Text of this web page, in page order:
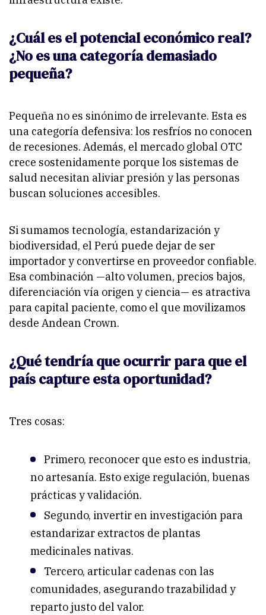
¿Cuál es el potencial económico real?
¿No es una categoría demasiado
pequeña?
Pequeña no es sinónimo de irrelevante. Esta es
una categoría defensiva: los resfríos no conocen
de recesiones. Además, el mercado global OTC
crece sostenidamente porque los sistemas de
salud necesitan aliviar presión y las personas
buscan soluciones accesibles.
Si sumamos tecnología, estandarización y
biodiversidad, el Perú puede dejar de ser
importador y convertirse en proveedor confiable.
Esa combinación —alto volumen, precios bajos,
diferenciación vía origen y ciencia— es atractiva
para capital paciente, como el que movilizamos
desde Andean Crown.
¿Qué tendría que ocurrir para que el
país capture esta oportunidad?
Tres cosas:
Primero, reconocer que esto es industria,
no artesanía. Esto exige regulación, buenas
prácticas y validación.
Segundo, invertir en investigación para
estandarizar extractos de plantas
medicinales nativas.
Tercero, articular cadenas con las
comunidades, asegurando trazabilidad y
reparto justo del valor.